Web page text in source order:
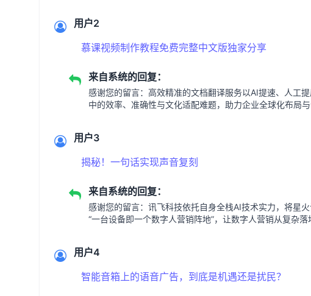
用户2
慕课视频制作教程免费完整中文版独家分享
来自系统的回复：
感谢您的留言：高效精准的文档翻译服务以AI提速、人工
中的效率、准确性与文化适配难题，助力企业全球化布局
用户3
揭秘！一句话实现声音复刻
来自系统的回复：
感谢您的留言：讯飞科技依托自身全栈AI技术实力，将星
“一台设备即一个数字人营销阵地”，让数字人营销从复杂落
用户4
智能音箱上的语音广告，到底是机遇还是扰民？